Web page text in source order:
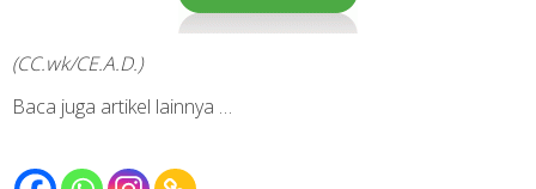
(CC.wk/CE.A.D.)
Baca juga artikel lainnya …